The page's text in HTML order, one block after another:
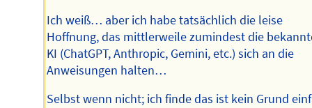
Ich weiß… aber ich habe tatsächlich die leise
Hoffnung, das mittlerweile zumindest die
KI (ChatGPT, Anthropic, Gemini, etc.) sich an die
Anweisungen halten…
Selbst wenn nicht; ich finde das ist kein Grund